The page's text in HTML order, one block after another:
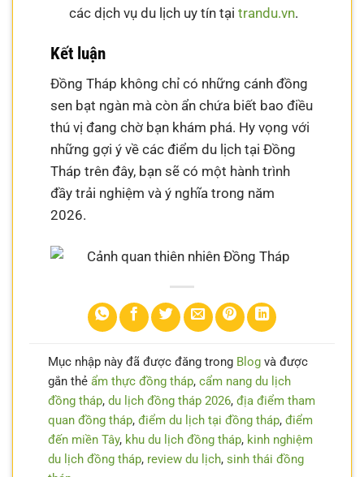
các dịch vụ du lịch uy tín tại trandu.vn.
Kết luận
Đồng Tháp không chỉ có những cánh đồng
sen bạt ngàn mà còn ẩn chứa biết bao điều
thú vị đang chờ bạn khám phá. Hy vọng với
những gợi ý về các điểm du lịch tại Đồng
Tháp trên đây, bạn sẽ có một hành trình
đầy trải nghiệm và ý nghĩa trong năm
2026.
Mục nhập này đã được đăng trong Blogvà được
gắn thẻ ẩm thực đồng tháp, cẩm nang du lịch
đồng tháp, du lịch đồng tháp 2026, địa điểm tham
quan đồng tháp, điểm du lịch tại đồng tháp, điểm
đến miền Tây, khu du lịch đồng tháp, kinh nghiệm
du lịch đồng tháp, review du lịch, sinh thái đồng